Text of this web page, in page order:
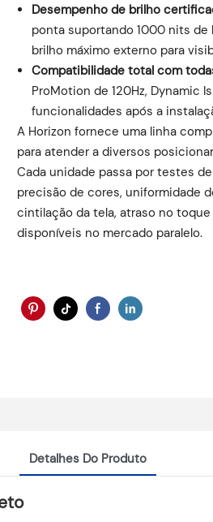
Desempenho de brilho
ponta suportando 1000 nits de
brilho máximo externo para
Compatibilidade total com
ProMotion de 120Hz, Dynamic
funcionalidades após a
A Horizon fornece uma linha
para atender a diversos
Cada unidade passa por testes
precisão de cores, uniformidade
cintilação da tela, atraso no
disponíveis no mercado paralelo.
Detalhes Do Produto